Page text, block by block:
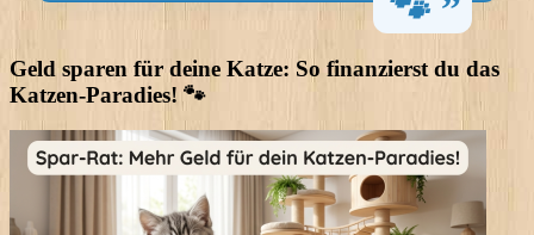
Geld sparen für deine Katze: So finanzierst du das
Katzen-Paradies! 🐾